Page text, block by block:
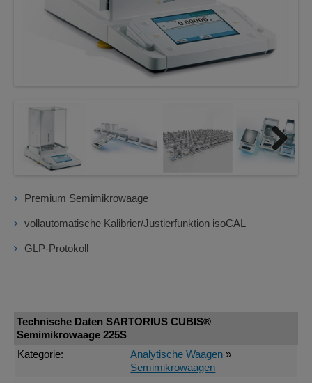
Next
Premium Semimikrowaage
vollautomatische Kalibrier/Justierfunktion isoCAL
GLP-Protokoll
Technische Daten SARTORIUS CUBIS®
Semimikrowaage 225S
Kategorie:
Analytische Waagen »
Semimikrowaagen